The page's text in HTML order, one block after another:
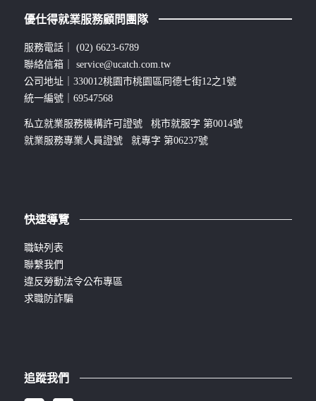
優仕得就業服務顧問團隊
服務電話｜ (02) 6623-6789
聯絡信箱｜ service@ucatch.com.tw
公司地址｜330012桃園市桃園區同德七街12之1號
統一編號｜69547568
私立就業服務機構許可證號 桃市就服字 第0014號
就業服務專業人員證號 就專字 第06237號
快速導覽
職缺列表
聯繫我們
違反勞動法令公布專區
求職防詐騙
追蹤我們